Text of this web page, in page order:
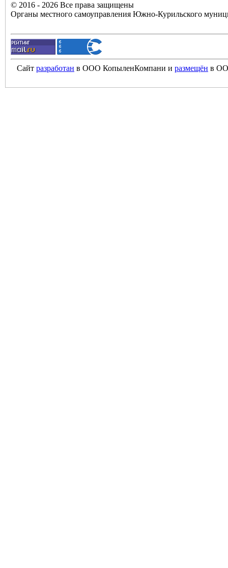
© 2016 - 2026 Все права защищены
Органы местного самоуправления Южно-Курильского
Сайт разработан в ООО КопыленКомпани и размещён в